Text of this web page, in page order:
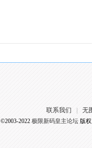
联系我们 无
©2003-2022 极限新码皇主论坛版权